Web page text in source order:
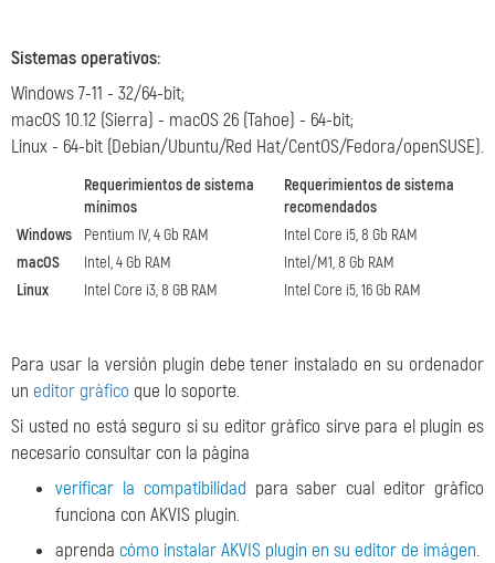
Sistemas operativos:
Windows 7-11 - 32/64-bit;
macOS 10.12 (Sierra) - macOS 26 (Tahoe) - 64-bit;
Linux - 64-bit (Debian/Ubuntu/Red Hat/CentOS/Fedora/openSUSE).
Requerimientos de sistema
mínimos
Requerimientos de sistema
recomendados
Windows
Pentium IV, 4 Gb RAM
Intel Core i5, 8 Gb RAM
macOS
Intel, 4 Gb RAM
Intel/M1, 8 Gb RAM
Linux
Intel Core i3, 8 GB RAM Intel Core i5, 16 Gb RAM
Para usar la versión plugin debe tener instalado en su ordenador
un editor gràfico que lo soporte.
Si usted no está seguro si su editor gràfico sirve para el plugin es
necesario consultar con la pàgina
verificar la compatibilidad para saber cual editor gràfico
funciona con AKVIS plugin.
aprenda cómo instalar AKVIS plugin en su editor de imágen.